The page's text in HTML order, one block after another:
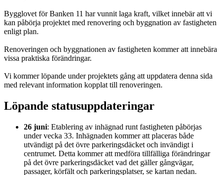
Bygglovet för Banken 11 har vunnit laga kraft, vilket innebär att vi
kan påbörja projektet med renovering och byggnation av fastigheten
enligt plan.
Renoveringen och byggnationen av fastigheten kommer att innebära
vissa praktiska förändringar.
Vi kommer löpande under projektets gång att uppdatera denna sida
med relevant information kopplat till renoveringen.
Löpande statusuppdateringar
26 juni: Etablering av inhägnad runt fastigheten påbörjas
under vecka 33. Inhägnaden kommer att placeras både
utvändigt på det övre parkeringsdäcket och invändigt i
centrumet. Detta kommer att medföra tillfälliga förändringar
på det övre parkeringsdäcket vad det gäller gångvägar,
passager, körfält och parkeringsplatser, se kartan nedan.